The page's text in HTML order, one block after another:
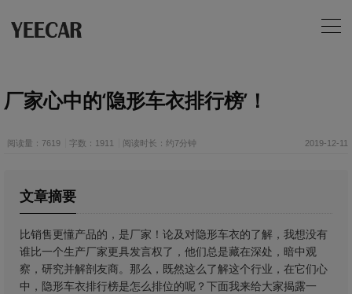
厂家心中的‘隐形车衣排行榜’！
阅读量：7619 字数：1911 阅读时长：约7分钟 2019-12-11
文章摘要
​比销售更懂产品的，是厂家！论及对隐形车衣的了解，我想没有
谁比一个生产厂家更具发言权了，他们总是藏在深处，暗中观
察，研究并解剖友商。那么，既然这么了解这个行业，在它们心
中，隐形车衣排行榜是怎么排位的呢？下面我来给大家揭露一